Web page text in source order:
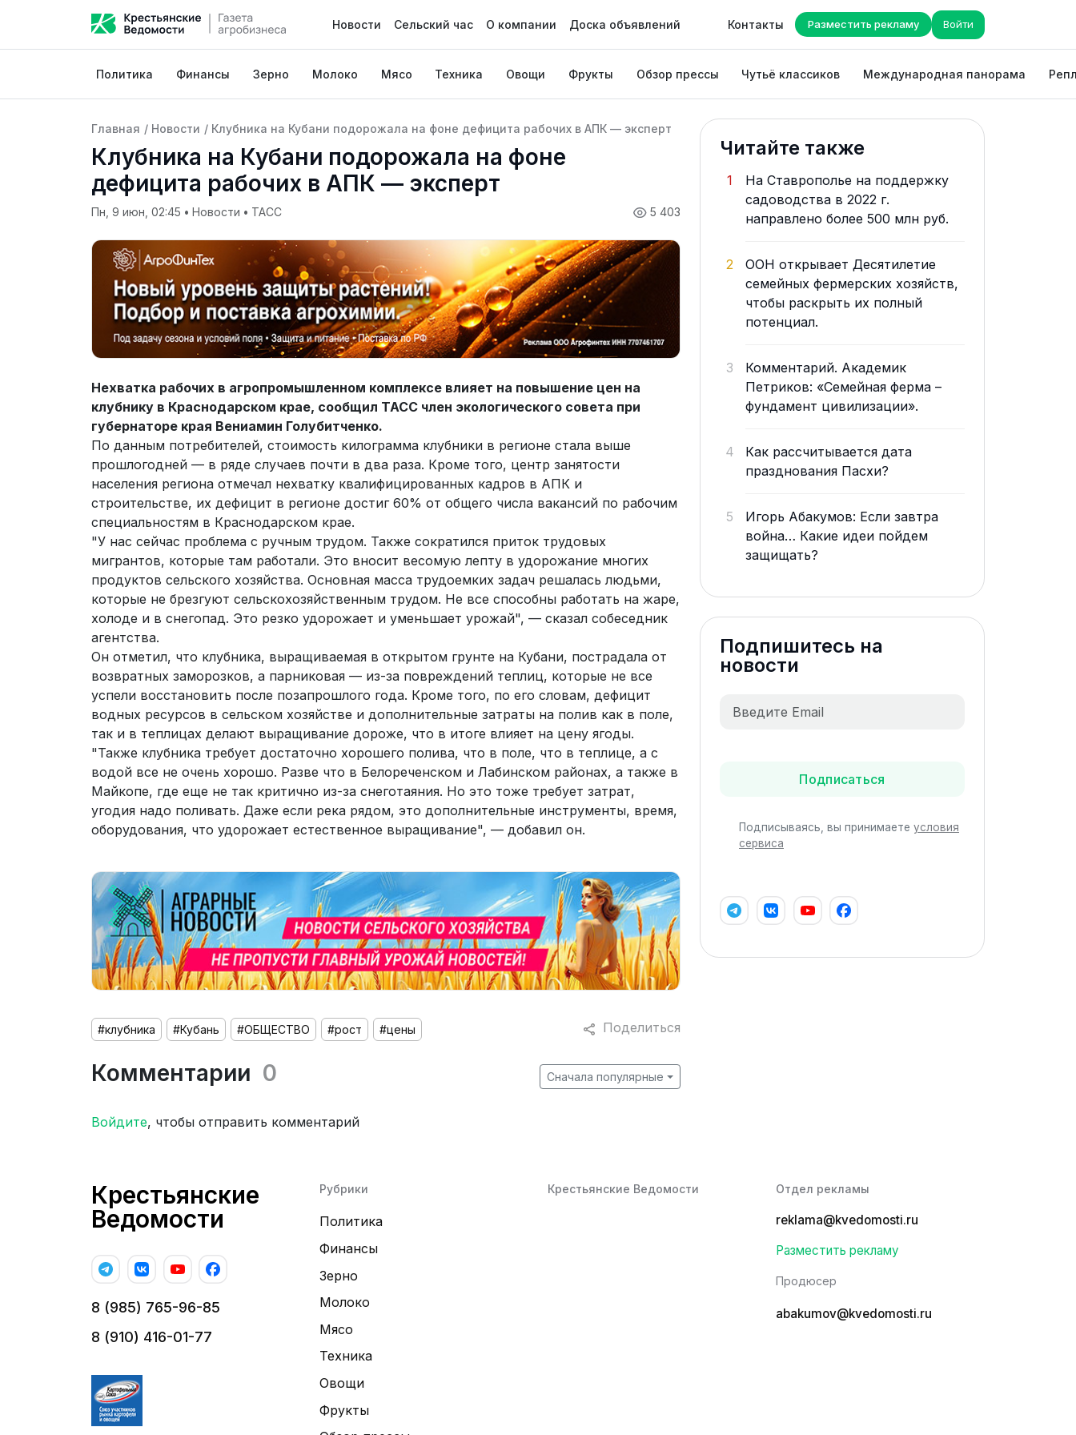
Новости Сельский час О компании Доска объявлений Контакты Разместить рекламу Войти
Политика Финансы Зерно Молоко Мясо Техника Овощи Фрукты Обзор прессы Чутьё классиков Международная панорама
Главная / Новости / Клубника на Кубани подорожала на фоне дефицита рабочих в АПК — эксперт
Клубника на Кубани подорожала на фоне
дефицита рабочих в АПК — эксперт
5 403
Пн, 9 июн, 02:45 • Новости • ТАСС
Нехватка рабочих в агропромышленном комплексе влияет на повышение цен на
клубнику в Краснодарском крае, сообщил ТАСС член экологического совета при
губернаторе края Вениамин Голубитченко.
По данным потребителей, стоимость килограмма клубники в регионе стала выше
прошлогодней — в ряде случаев почти в два раза. Кроме того, центр занятости
населения региона отмечал нехватку квалифицированных кадров в АПК и
строительстве, их дефицит в регионе достиг 60% от общего числа вакансий по рабочим
специальностям в Краснодарском крае.
"У нас сейчас проблема с ручным трудом. Также сократился приток трудовых
мигрантов, которые там работали. Это вносит весомую лепту в удорожание многих
продуктов сельского хозяйства. Основная масса трудоемких задач решалась людьми,
которые не брезгуют сельскохозяйственным трудом. Не все способны работать на жаре,
холоде и в снегопад. Это резко удорожает и уменьшает урожай", — сказал собеседник
агентства.
Он отметил, что клубника, выращиваемая в открытом грунте на Кубани, пострадала от
возвратных заморозков, а парниковая — из-за повреждений теплиц, которые не все
успели восстановить после позапрошлого года. Кроме того, по его словам, дефицит
водных ресурсов в сельском хозяйстве и дополнительные затраты на полив как в поле,
так и в теплицах делают выращивание дороже, что в итоге влияет на цену ягоды.
"Также клубника требует достаточно хорошего полива, что в поле, что в теплице, а с
водой все не очень хорошо. Разве что в Белореченском и Лабинском районах, а также в
Майкопе, где еще не так критично из-за снеготаяния. Но это тоже требует затрат,
угодия надо поливать. Даже если река рядом, это дополнительные инструменты, время,
оборудования, что удорожает естественное выращивание", — добавил он.
Поделиться
#клубника #Кубань #ОБЩЕСТВО #рост #цены
Комментарии 0 Сначала популярные
Войдите, чтобы отправить комментарий
Читайте также
1
На Ставрополье на поддержку
садоводства в 2022 г.
направлено более 500 млн руб.
2
ООН открывает Десятилетие
семейных фермерских хозяйств,
чтобы раскрыть их полный
потенциал.
3
Комментарий. Академик
Петриков: «Семейная ферма –
фундамент цивилизации».
4
Как рассчитывается дата
празднования Пасхи?
5
Игорь Абакумов: Если завтра
война… Какие идеи пойдем
защищать?
Подпишитесь на
новости
Подписаться
Подписываясь, вы принимаете условия
сервиса
Крестьянские
Ведомости
8 (985) 765-96-85
8 (910) 416-01-77
Рубрики
Политика
Финансы
Зерно
Молоко
Мясо
Техника
Овощи
Фрукты
Крестьянские Ведомости Отдел рекламы
reklama@kvedomosti.ru
Разместить рекламу
Продюсер
abakumov@kvedomosti.ru